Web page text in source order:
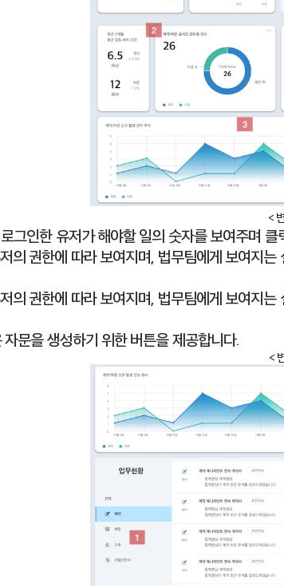
<
그인한 유저가 해야할 일의 숫자를 보여주며
의 권한에 따라 보여지며, 법무팀에게 보여지
의 권한에 따라 보여지며, 법무팀에게 보여지
문을 생성하기 위한 버튼을 제공합니다.
<